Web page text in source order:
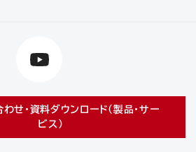
せ・資料ダウンロード（製品・サー
ビス）